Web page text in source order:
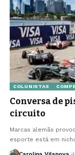
COLUNISTAS
Conversa de
circuito
Marcas alemãs
esporte está em